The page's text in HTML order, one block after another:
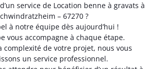
service de Location benne à gravats à
– 67270 ?
à notre équipe dès aujourd’hui !
vous accompagne à chaque étape.
complexité de votre projet, nous vous
un service professionnel.